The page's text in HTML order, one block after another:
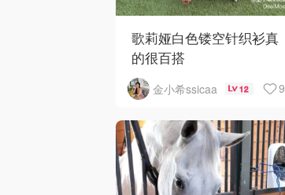
歌莉娅白色镂空针织衫真
的很百搭
金小希ssicaa 12 9